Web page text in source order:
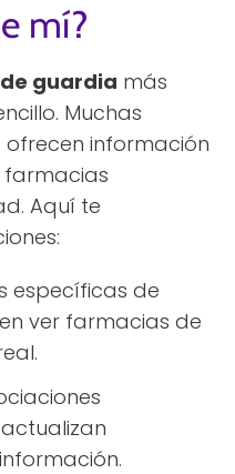
mí?
guardia más
Muchas
ofrecen información
farmacias
Aquí te
específicas de
ver farmacias de